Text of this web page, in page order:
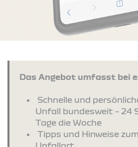
Das Angebot umfasst bei
Schnelle und
Unfall bundesweit – 24
Tage die Woche
Tipps und Hinweise